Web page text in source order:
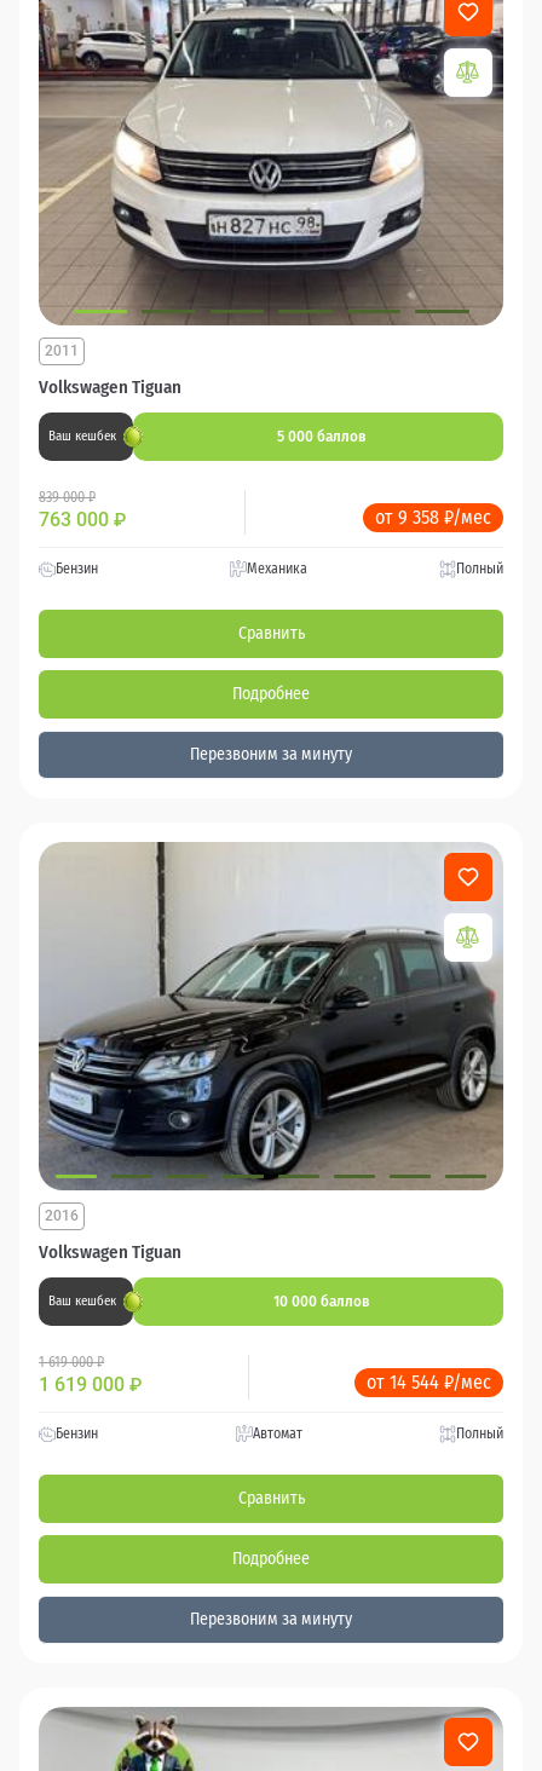
Volkswagen Tiguan
2011
Ваш кешбек 5 000 баллов
839 000 ₽
763 000 ₽ от 9 358 ₽/мес
Бензин Механика Полный
Сравнить
Подробнее
Перезвоним за минуту
Volkswagen Tiguan
2016
Ваш кешбек 10 000 баллов
1 619 000 ₽
1 619 000 ₽ от 14 544 ₽/мес
Бензин Автомат Полный
Сравнить
Подробнее
Перезвоним за минуту